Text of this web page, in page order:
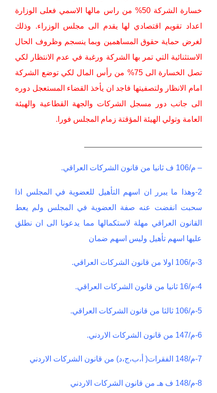
خسارة الشركة 50% من راس مالها الاسمي فعلى الوزارة
اعداد تقويم اقتصادي لها يقدم الى مجلس الوزراء. وذلك
لغرض حماية حقوق المساهمين وبما ينسجم وظروف الحال
الاستثنائية التي تمر بها الشركة ورغبة في عدم الانتظار لكي
تصل الخسارة الى 75% من رأس المال لكي توضع الشركة
امام الانظار ولتصفيتها فاجد ان يأخذ القضاء المستعجل دوره
الى جانب دور مسجل الشركات والجهة القطاعية والهيئة
العامة وتولي الهيئة المؤقتة زمام المجلس فورا.
– م/106 ف ثانيا من قانون الشركات العراقي.
2-وهذا ما يبرر ان اسهم التأهيل للعضوية في المجلس اذا
سحبت انفضت عنه صفة العضوية في المجلس ولم يعط
القانون العراقي مهلة لاستكمالها مما يدعونا الى ان نطلق
عليها اسهم تأهيل وليس اسهم ضمان
3-م/106 اولا من قانون الشركات العراقي.
4-م/16 ثانيا من قانون الشركات العراقي.
5-م/106 ثالثا من قانون الشركات العراقي.
6-م/147 من قانون الشركات الاردني.
7-م/148 الفقرات( أ،ب،ج،د) من قانون الشركات الاردني
8-م/148 ف هـ من قانون الشركات الاردني